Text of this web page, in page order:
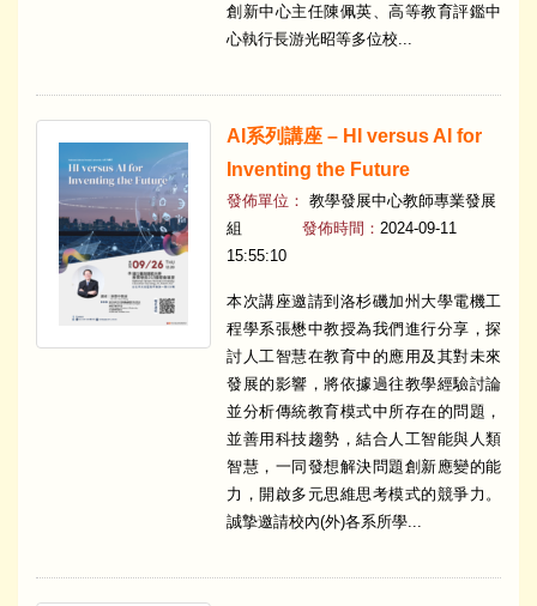
創新中心主任陳佩英、高等教育評鑑中
心執行長游光昭等多位校...
AI系列講座 – HI versus AI for
Inventing the Future
發佈單位： 教學發展中心教師專業發展
組
發佈時間： 2024-09-11
15:55:10
本次講座邀請到洛杉磯加州大學電機工
程學系張懋中教授為我們進行分享，探
討人工智慧在教育中的應用及其對未來
發展的影響，將依據過往教學經驗討論
並分析傳統教育模式中所存在的問題，
並善用科技趨勢，結合人工智能與人類
智慧，一同發想解決問題創新應變的能
力，開啟多元思維思考模式的競爭力。
誠摯邀請校內(外)各系所學...